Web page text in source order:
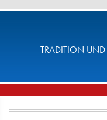
TRADITION UND